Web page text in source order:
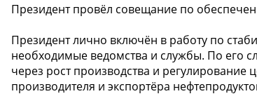
Президент провёл совещание по
Президент лично включён в работу по
необходимые ведомства и службы. По его
через рост производства и
производителя и экспортёра